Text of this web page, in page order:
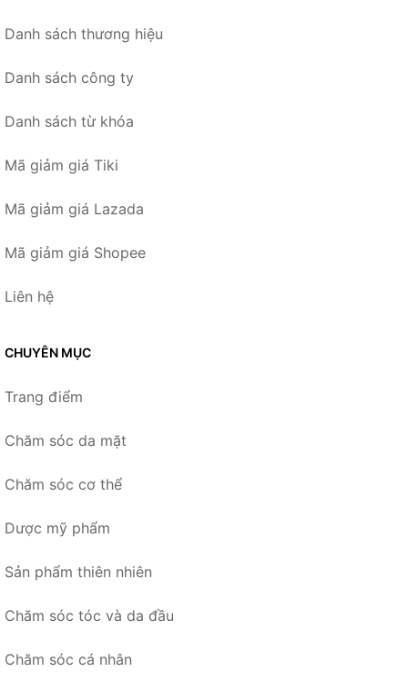
Danh sách thương hiệu
Danh sách công ty
Danh sách từ khóa
Mã giảm giá Tiki
Mã giảm giá Lazada
Mã giảm giá Shopee
Liên hệ
CHUYÊN MỤC
Trang điểm
Chăm sóc da mặt
Chăm sóc cơ thể
Dược mỹ phẩm
Sản phẩm thiên nhiên
Chăm sóc tóc và da đầu
Chăm sóc cá nhân